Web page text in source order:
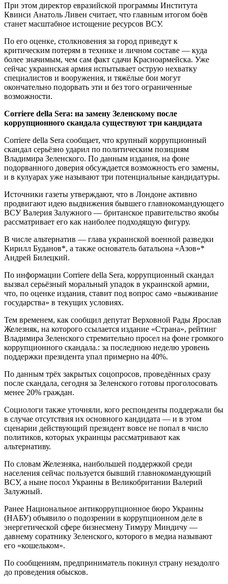
При этом директор евразийской программы Института
Квинси Анатоль Ливен считает, что главным итогом боёв
станет масштабное истощение ресурсов ВСУ.
По его оценке, столкновения за город приведут к
критическим потерям в технике и личном составе — куда
более значимым, чем сам факт сдачи Красноармейска. Уже
сейчас украинская армия испытывает острую нехватку
специалистов и вооружения, и тяжёлые бои могут
окончательно подорвать эти и без того ограниченные
возможности.
Corriere della Sera: на замену Зеленскому после
коррупционного скандала существуют три кандидата
Corriere della Sera сообщает, что крупный коррупционный
скандал серьёзно ударил по политическим позициям
Владимира Зеленского. По данным издания, на фоне
подорванного доверия обсуждается возможность его замены,
и в кулуарах уже называют три потенциальные кандидатуры.
Источники газеты утверждают, что в Лондоне активно
продвигают идею выдвижения бывшего главнокомандующего
ВСУ Валерия Залужного — британское правительство якобы
рассматривает его как наиболее подходящую фигуру.
В числе альтернатив — глава украинской военной разведки
Кирилл Буданов*, а также основатель батальона «Азов»*
Андрей Билецкий.
По информации Corriere della Sera, коррупционный скандал
вызвал серьёзный моральный упадок в украинской армии,
что, по оценке издания, ставит под вопрос само «выживание
государства» в текущих условиях.
Тем временем, как сообщил депутат Верховной Рады Ярослав
Железняк, на которого ссылается издание «Страна», рейтинг
Владимира Зеленского стремительно просел на фоне громкого
коррупционного скандала.: за последнюю неделю уровень
поддержки президента упал примерно на 40%.
По данным трёх закрытых соцопросов, проведённых сразу
после скандала, сегодня за Зеленского готовы проголосовать
менее 20% граждан.
Социологи также уточняли, кого респонденты поддержали бы
в случае отсутствия их основного кандидата — и в этом
сценарии действующий президент вовсе не попал в число
политиков, которых украинцы рассматривают как
альтернативу.
По словам Железняка, наибольшей поддержкой среди
населения сейчас пользуется бывший главнокомандующий
ВСУ, а ныне посол Украины в Великобритании Валерий
Залужный.
Ранее Национальное антикоррупционное бюро Украины
(НАБУ) объявило о подозрении в коррупционном деле в
энергетической сфере бизнесмену Тимуру Миндичу —
давнему соратнику Зеленского, которого в медиа называют
его «кошельком».
По сообщениям, предприниматель покинул страну незадолго
до проведения обысков.